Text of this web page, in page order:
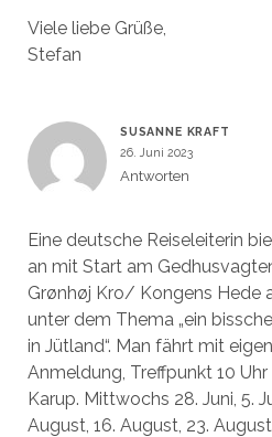
Viele liebe Grüße,
Stefan
SUSANNE KRAFT
26. Juni 2023
Antworten
Eine deutsche Reiseleiterin
an mit Start am
Grønhøj Kro/ Kongens Hede
unter dem Thema „ein
in Jütland“. Man fährt mit
Anmeldung, Treffpunkt 10
Karup. Mittwochs 28. Juni, 5.
August, 16. August, 23.